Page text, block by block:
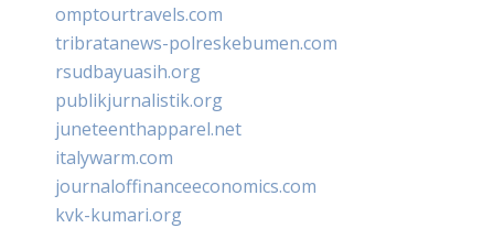
omptourtravels.com
tribratanews-polreskebumen.com
rsudbayuasih.org
publikjurnalistik.org
juneteenthapparel.net
italywarm.com
journaloffinanceeconomics.com
kvk-kumari.org